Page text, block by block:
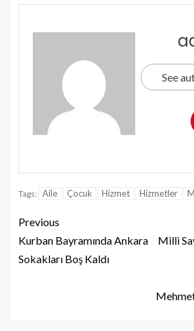
See
Tags: Aile Çocuk Hizmet Hizmetler
Previous
Kurban Bayramında Ankara
Sokakları Boş Kaldı
Milli